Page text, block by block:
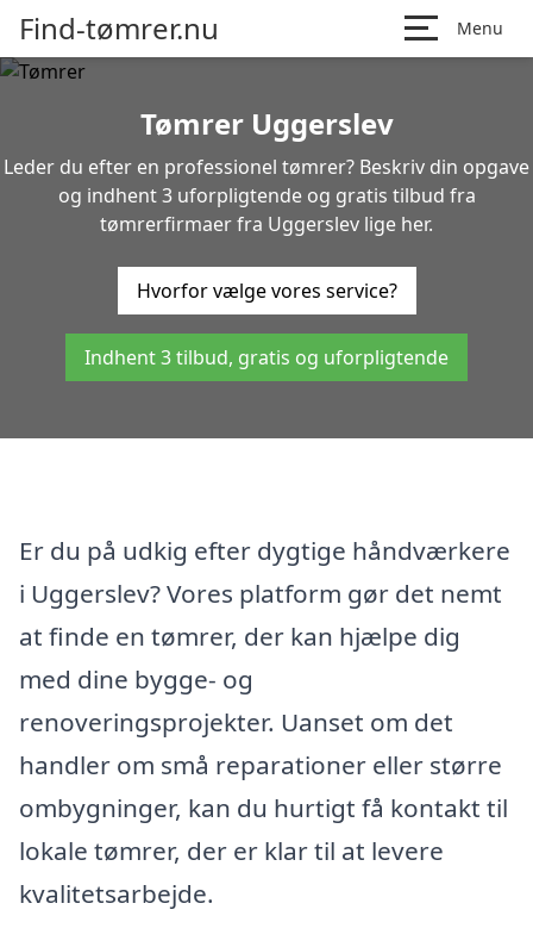
Find-tømrer.nu Menu
Tømrer Uggerslev
Leder du efter en professionel tømrer? Beskriv din opgave
og indhent 3 uforpligtende og gratis tilbud fra
tømrerfirmaer fra Uggerslev lige her.
Hvorfor vælge vores service?
Indhent 3 tilbud, gratis og uforpligtende
Er du på udkig efter dygtige håndværkere
i Uggerslev? Vores platform gør det nemt
at finde en tømrer, der kan hjælpe dig
med dine bygge- og
renoveringsprojekter. Uanset om det
handler om små reparationer eller større
ombygninger, kan du hurtigt få kontakt til
lokale tømrer, der er klar til at levere
kvalitetsarbejde.